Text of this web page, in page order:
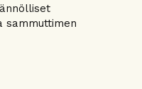
sammuttimen